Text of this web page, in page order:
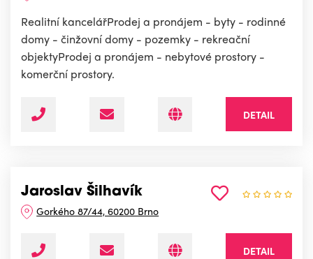
Realitní kancelářProdej a pronájem - byty - rodinné
domy - činžovní domy - pozemky - rekreační
objektyProdej a pronájem - nebytové prostory -
komerční prostory.
DETAIL
Jaroslav Šilhavík
Gorkého 87/44, 60200 Brno
DETAIL